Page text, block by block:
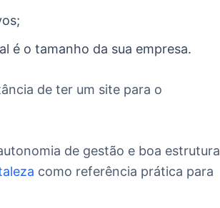
é o tamanho da sua empresa.
de ter um site para o
de gestão e boa estrutura
como referência prática para